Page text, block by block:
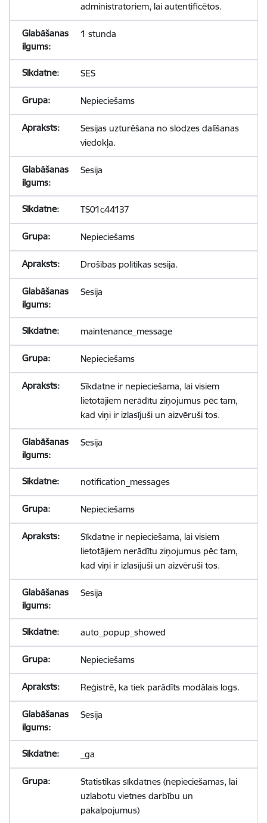
administratoriem, lai autentificētos.
1 stunda
SES
Nepieciešams
Sesijas uzturēšana no slodzes dalīšanas
viedokļa.
Sesija
TS01c44137
Nepieciešams
Drošības politikas sesija.
Sesija
maintenance_message
Nepieciešams
Sīkdatne ir nepieciešama, lai visiem
lietotājiem nerādītu ziņojumus pēc tam,
kad viņi ir izlasījuši un aizvēruši tos.
Sesija
notification_messages
Nepieciešams
Sīkdatne ir nepieciešama, lai visiem
lietotājiem nerādītu ziņojumus pēc tam,
kad viņi ir izlasījuši un aizvēruši tos.
Sesija
auto_popup_showed
Nepieciešams
Reģistrē, ka tiek parādīts modālais logs.
Sesija
_ga
Statistikas sīkdatnes (nepieciešamas, lai
uzlabotu vietnes darbību un
pakalpojumus)